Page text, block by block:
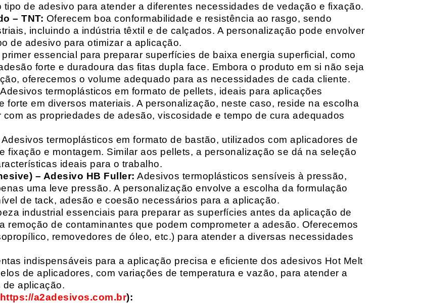
de adesivo para atender a diferentes necessidades de vedação e fixação.
– TNT: Oferecem boa conformabilidade e resistência ao rasgo, sendo
incluindo a indústria têxtil e de calçados. A personalização pode envolver
de adesivo para otimizar a aplicação.
primer essencial para preparar superfícies de baixa energia superficial, como
forte e duradoura das fitas dupla face. Embora o produto em si não seja
oferecemos o volume adequado para as necessidades de cada cliente.
Adesivos termoplásticos em formato de pellets, ideais para aplicações
forte em diversos materiais. A personalização, neste caso, reside na escolha
as propriedades de adesão, viscosidade e tempo de cura adequados
Adesivos termoplásticos em formato de bastão, utilizados com aplicadores de
fixação e montagem. Similar aos pellets, a personalização se dá na seleção
ideais para o trabalho.
– Adesivo HB Fuller: Adesivos termoplásticos sensíveis à pressão,
uma leve pressão. A personalização envolve a escolha da formulação
de tack, adesão e coesão necessários para a aplicação.
industrial essenciais para preparar as superfícies antes da aplicação de
remoção de contaminantes que podem comprometer a adesão. Oferecemos
removedores de óleo, etc.) para atender a diversas necessidades
indispensáveis para a aplicação precisa e eficiente dos adesivos Hot Melt
de aplicadores, com variações de temperatura e vazão, para atender a
de aplicação.
https://a2adesivos.com.br):